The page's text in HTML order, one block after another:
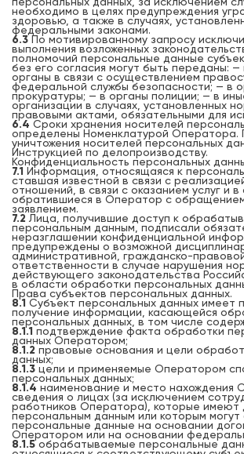
персональных данных, за исключением
необходимо в целях предупреждения
здоровью, а также в случаях,
федеральными законами.
6.3 По мотивированному запросу
выполнения возложенных
полномочий персональные данные
без его согласия могут быть переданы: —
органы в связи с осуществлением
федеральной службы безопасности; — в
прокуратуры; — в органы полиции; — в
организации в случаях, установленных
правовыми актами, обязательными для
6.4 Сроки хранения носителей
определены Номенклатурой Оператора.
уничтожения носителей персональных
Инструкцией по делопроизводству.
Конфиденциальность персональных
7.1
Информация, относящаяся к
ставшая известной в связи с
отношений, в связи с оказанием услуг и в
обратившиеся в Оператор с
заявлением.
7.2 Лица, получившие доступ к
персональным данным, подписали
неразглашении конфиденциальной
предупреждены о возможной
административной, гражданско-
ответственности в случае нарушения
действующего законодательства
в области обработки персональных
Права субъектов персональных данных.
8.1 Субъект персональных данных имеет
получение информации, касающейся
персональных данных, в том числе
8.1.1 подтверждение факта обработки
данных Оператором;
8.1.2 правовые основания и цели
данных;
8.1.3 цели и применяемые Оператором
персональных данных;
8.1.4 наименование и место нахождения
сведения о лицах (за исключением
работников Оператора), которые имеют
персональным данным или которым могут
персональные данные на основании
Оператором или на основании
8.1.5 обрабатываемые персональные